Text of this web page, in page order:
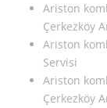
Ariston
Çerkezköy
Ariston
Servisi
Ariston
Çerkezköy